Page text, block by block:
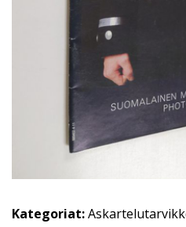
Kategoriat: